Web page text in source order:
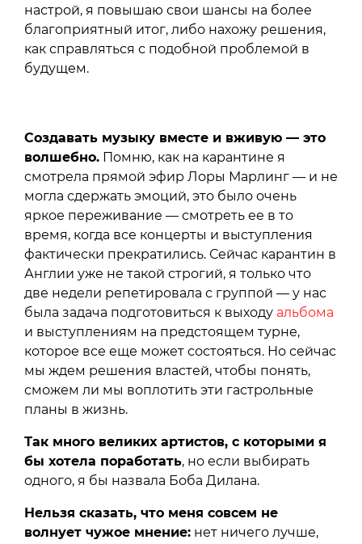
настрой, я повышаю свои шансы на более
благоприятный итог, либо нахожу решения,
как справляться с подобной проблемой в
будущем.
Создавать музыку вместе и вживую — это
волшебно. Помню, как на карантине я
смотрела прямой эфир Лоры Марлинг — и не
могла сдержать эмоций, это было очень
яркое переживание — смотреть ее в то
время, когда все концерты и выступления
фактически прекратились. Сейчас карантин в
Англии уже не такой строгий, я только что
две недели репетировала с группой — у нас
была задача подготовиться к выходу альбома
и выступлениям на предстоящем турне,
которое все еще может состояться. Но сейчас
мы ждем решения властей, чтобы понять,
сможем ли мы воплотить эти гастрольные
планы в жизнь.
Так много великих артистов, с которыми я
бы хотела поработать, но если выбирать
одного, я бы назвала Боба Дилана.
Нельзя сказать, что меня совсем не
волнует чужое мнение: нет ничего лучше,